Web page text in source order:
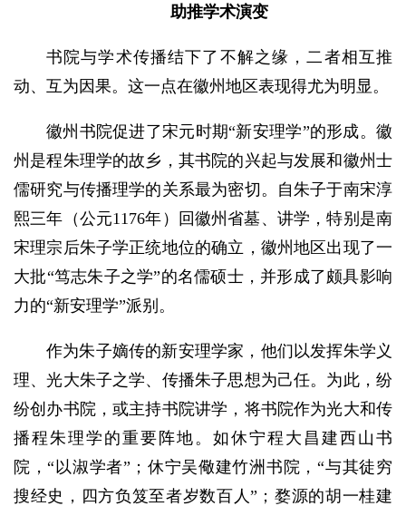
助推学术演变
书院与学术传播结下了不解之缘，二者相互推
动、互为因果。这一点在徽州地区表现得尤为明显。
徽州书院促进了宋元时期“新安理学”的形成。徽
州是程朱理学的故乡，其书院的兴起与发展和徽州士
儒研究与传播理学的关系最为密切。自朱子于南宋淳
熙三年（公元1176年）回徽州省墓、讲学，特别是南
宋理宗后朱子学正统地位的确立，徽州地区出现了一
大批“笃志朱子之学”的名儒硕士，并形成了颇具影响
力的“新安理学”派别。
作为朱子嫡传的新安理学家，他们以发挥朱学义
理、光大朱子之学、传播朱子思想为己任。为此，纷
纷创办书院，或主持书院讲学，将书院作为光大和传
播程朱理学的重要阵地。如休宁程大昌建西山书
院，“以淑学者”；休宁吴儆建竹洲书院，“与其徒穷
搜经史，四方负笈至者岁数百人”；婺源的胡一桂建